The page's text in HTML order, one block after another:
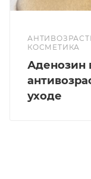
КОСМЕТИКА
Аденозин
уходе